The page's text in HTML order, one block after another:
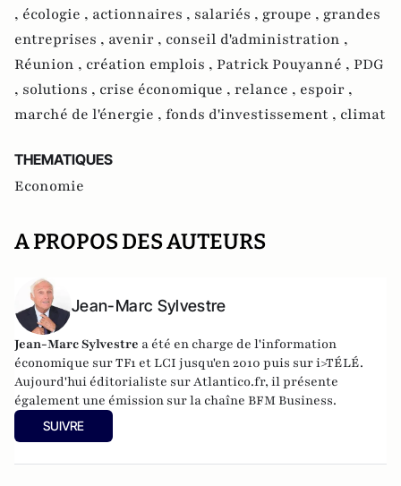
, écologie , actionnaires , salariés , groupe , grandes
entreprises , avenir , conseil d'administration ,
Réunion , création emplois , Patrick Pouyanné , PDG
, solutions , crise économique , relance , espoir ,
marché de l'énergie , fonds d'investissement , climat
THEMATIQUES
Economie
A PROPOS DES AUTEURS
Jean-Marc Sylvestre
Jean-Marc Sylvestre a été en charge de l'information
économique sur TF1 et LCI jusqu'en 2010 puis sur i>TÉLÉ.
Aujourd'hui éditorialiste sur Atlantico.fr, il présente
également une émission sur la chaîne BFM Business.
SUIVRE